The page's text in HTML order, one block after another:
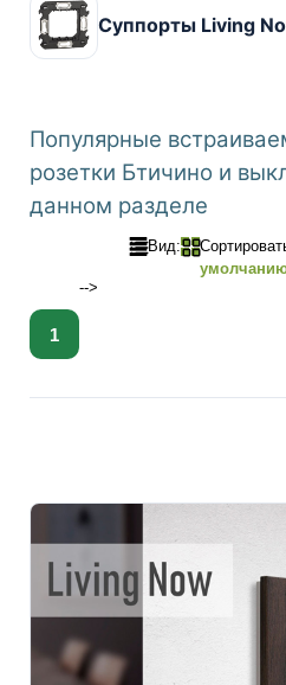
Суппорты Living
Популярные
розетки Бтичино и
данном разделе
Вид:
1
-->